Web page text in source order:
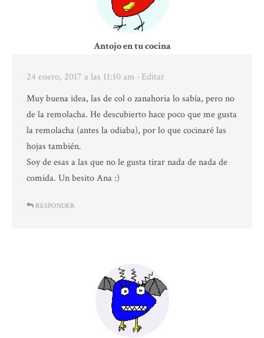
Antojo en tu cocina
24 enero, 2017 a las 11:10 am · Editar
Muy buena idea, las de col o zanahoria lo sabía, pero no
de la remolacha. He descubierto hace poco que me gusta
la remolacha (antes la odiaba), por lo que cocinaré las
hojas también.
Soy de esas a las que no le gusta tirar nada de nada de
comida. Un besito Ana :)
RESPONDER